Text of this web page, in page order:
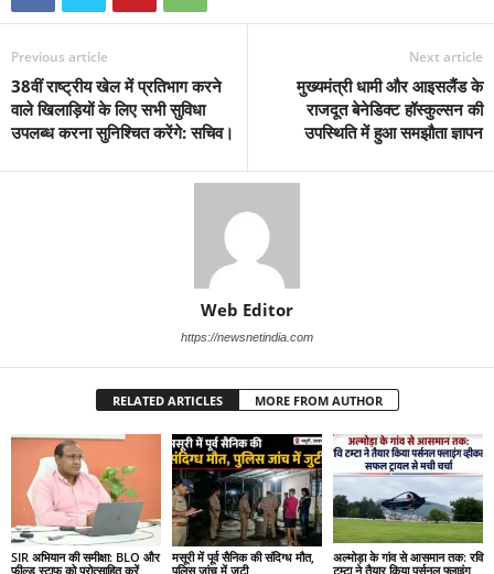
Previous article
38वीं राष्ट्रीय खेल में प्रतिभाग करने
वाले खिलाड़ियों के लिए सभी सुविधा
उपलब्ध करना सुनिश्चित करेंगे: सचिव।
Next article
मुख्यमंत्री धामी और आइसलैंड के
राजदूत बेनेडिक्ट हॉस्कुल्सन की
उपस्थिति में हुआ समझौता ज्ञापन
Web Editor
https://newsnetindia.com
RELATED ARTICLES MORE FROM AUTHOR
SIR अभियान की समीक्षा: BLO और
फील्ड स्टाफ को प्रोत्साहित करें
मसूरी में पूर्व सैनिक की संदिग्ध मौत,
पुलिस जांच में जुटी
अल्मोड़ा के गांव से आसमान तक: रवि
टम्टा ने तैयार किया पर्सनल फ्लाइंग